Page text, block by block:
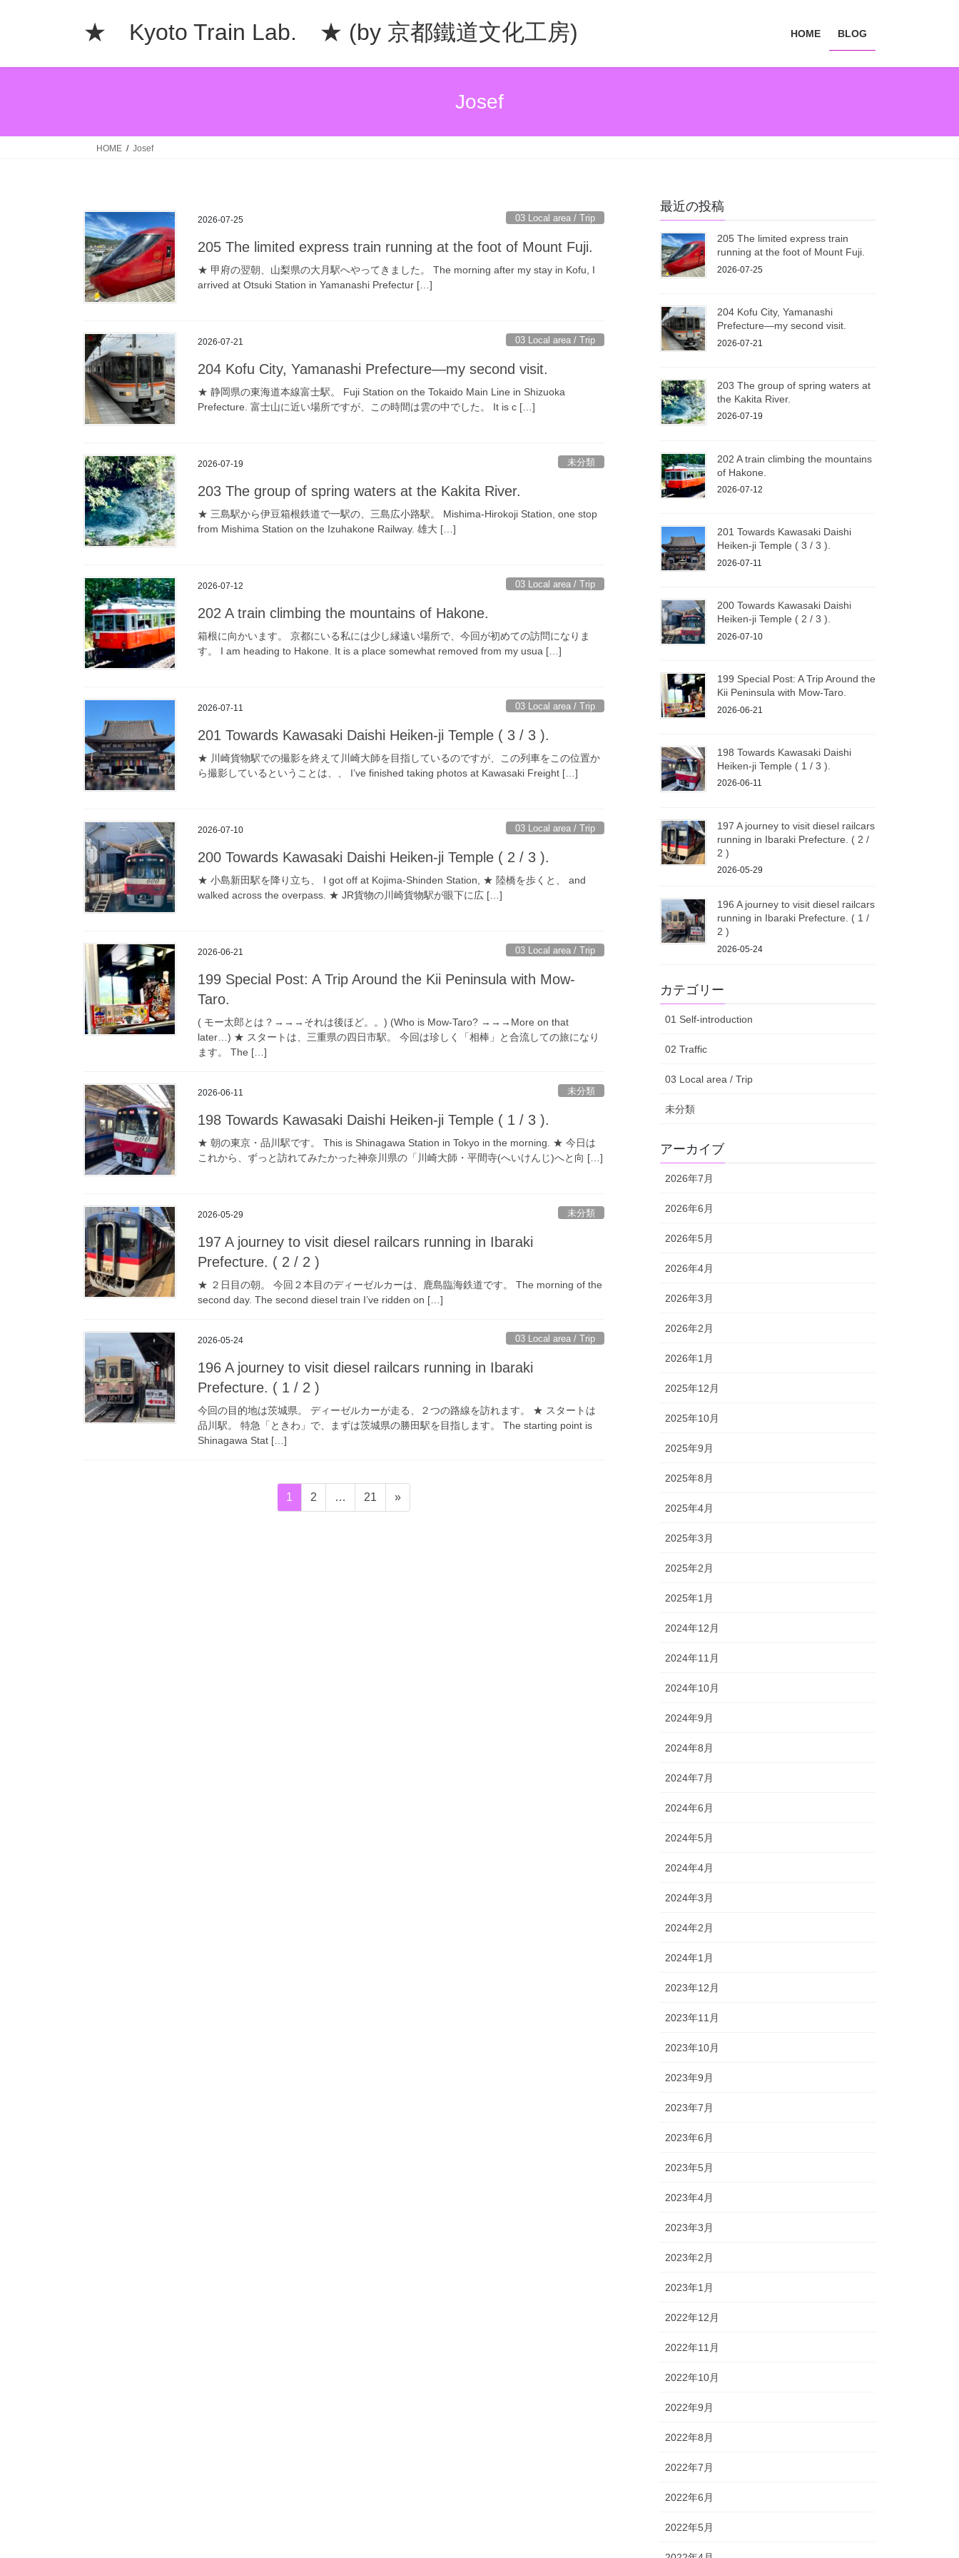
★ Kyoto Train Lab. ★ (by 京都鐵道文化工房) HOME BLOG
Josef
HOME Josef
2026-07-25 03 Local area / Trip
205 The limited express train running at the foot of Mount Fuji.
★ 甲府の翌朝、山梨県の大月駅へやってきました。 The morning after my stay in Kofu, I
arrived at Otsuki Station in Yamanashi Prefectur […]
2026-07-21 03 Local area / Trip
204 Kofu City, Yamanashi Prefecture—my second visit.
★ 静岡県の東海道本線富士駅。 Fuji Station on the Tokaido Main Line in Shizuoka
Prefecture. 富士山に近い場所ですが、この時間は雲の中でした。 It is c […]
2026-07-19 未分類
203 The group of spring waters at the Kakita River.
★ 三島駅から伊豆箱根鉄道で一駅の、三島広小路駅。 Mishima-Hirokoji Station, one stop
from Mishima Station on the Izuhakone Railway. 雄大 […]
2026-07-12 03 Local area / Trip
202 A train climbing the mountains of Hakone.
箱根に向かいます。 京都にいる私には少し縁遠い場所で、今回が初めての訪問になりま
す。 I am heading to Hakone. It is a place somewhat removed from my usua […]
2026-07-11 03 Local area / Trip
201 Towards Kawasaki Daishi Heiken-ji Temple ( 3 / 3 ).
★ 川崎貨物駅での撮影を終えて川崎大師を目指しているのですが、この列車をこの位置か
ら撮影しているということは、、 I’ve finished taking photos at Kawasaki Freight […]
2026-07-10 03 Local area / Trip
200 Towards Kawasaki Daishi Heiken-ji Temple ( 2 / 3 ).
★ 小島新田駅を降り立ち、 I got off at Kojima-Shinden Station, ★ 陸橋を歩くと、 and
walked across the overpass. ★ JR貨物の川崎貨物駅が眼下に広 […]
2026-06-21 03 Local area / Trip
199 Special Post: A Trip Around the Kii Peninsula with Mow-
Taro.
( モー太郎とは？→→→それは後ほど。。) (Who is Mow-Taro? →→→More on that
later…) ★ スタートは、三重県の四日市駅。 今回は珍しく「相棒」と合流しての旅になり
ます。 The […]
2026-06-11 未分類
198 Towards Kawasaki Daishi Heiken-ji Temple ( 1 / 3 ).
★ 朝の東京・品川駅です。 This is Shinagawa Station in Tokyo in the morning. ★ 今日は
これから、ずっと訪れてみたかった神奈川県の「川崎大師・平間寺(へいけんじ)へと向 […]
2026-05-29 未分類
197 A journey to visit diesel railcars running in Ibaraki
Prefecture. ( 2 / 2 )
★ ２日目の朝。 今回２本目のディーゼルカーは、鹿島臨海鉄道です。 The morning of the
second day. The second diesel train I’ve ridden on […]
2026-05-24 03 Local area / Trip
196 A journey to visit diesel railcars running in Ibaraki
Prefecture. ( 1 / 2 )
今回の目的地は茨城県。 ディーゼルカーが走る、２つの路線を訪れます。 ★ スタートは
品川駅。 特急「ときわ」で、まずは茨城県の勝田駅を目指します。 The starting point is
Shinagawa Stat […]
固
定
1
固
定
2 …
固
定
21 »
最近の投稿
205 The limited express train
running at the foot of Mount Fuji.
2026-07-25
204 Kofu City, Yamanashi
Prefecture—my second visit.
2026-07-21
203 The group of spring waters at
the Kakita River.
2026-07-19
202 A train climbing the mountains
of Hakone.
2026-07-12
201 Towards Kawasaki Daishi
Heiken-ji Temple ( 3 / 3 ).
2026-07-11
200 Towards Kawasaki Daishi
Heiken-ji Temple ( 2 / 3 ).
2026-07-10
199 Special Post: A Trip Around the
Kii Peninsula with Mow-Taro.
2026-06-21
198 Towards Kawasaki Daishi
Heiken-ji Temple ( 1 / 3 ).
2026-06-11
197 A journey to visit diesel railcars
running in Ibaraki Prefecture. ( 2 /
2 )
2026-05-29
196 A journey to visit diesel railcars
running in Ibaraki Prefecture. ( 1 /
2 )
2026-05-24
カテゴリー
01 Self-introduction
02 Traffic
03 Local area / Trip
未分類
アーカイブ
2026年7月
2026年6月
2026年5月
2026年4月
2026年3月
2026年2月
2026年1月
2025年12月
2025年10月
2025年9月
2025年8月
2025年4月
2025年3月
2025年2月
2025年1月
2024年12月
2024年11月
2024年10月
2024年9月
2024年8月
2024年7月
2024年6月
2024年5月
2024年4月
2024年3月
2024年2月
2024年1月
2023年12月
2023年11月
2023年10月
2023年9月
2023年7月
2023年6月
2023年5月
2023年4月
2023年3月
2023年2月
2023年1月
2022年12月
2022年11月
2022年10月
2022年9月
2022年8月
2022年7月
2022年6月
2022年5月